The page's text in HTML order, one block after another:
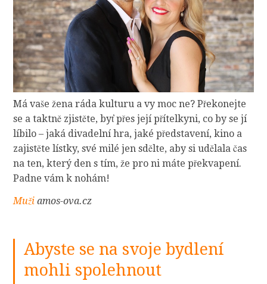
Má vaše žena ráda kulturu a vy moc ne? Překonejte
se a taktně zjistěte, byť přes její přítelkyni, co by se jí
líbilo – jaká divadelní hra, jaké představení, kino a
zajistěte lístky, své milé jen sdělte, aby si udělala čas
na ten, který den s tím, že pro ni máte překvapení.
Padne vám k nohám!
Muži amos-ova.cz
Abyste se na svoje bydlení
mohli spolehnout